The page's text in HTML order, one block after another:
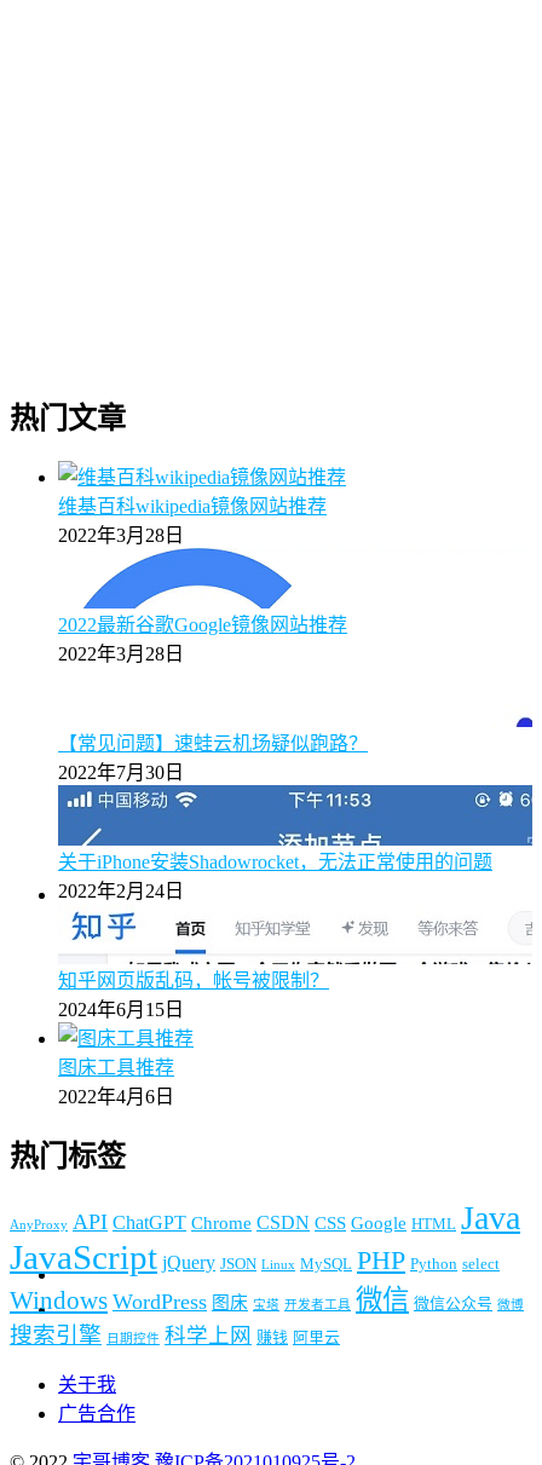
热门文章
维基百科wikipedia镜像网站推荐
2022年3月28日
2022最新谷歌Google镜像网站推荐
2022年3月28日
【常见问题】速蛙云机场疑似跑路？
2022年7月30日
关于iPhone安装Shadowrocket，无法正常使用的问题
2022年2月24日
知乎网页版乱码，帐号被限制？
2024年6月15日
图床工具推荐
2022年4月6日
热门标签
AnyProxy API ChatGPT Chrome CSDN CSS Google HTML Java
JavaScript jQuery JSON Linux MySQL PHP Python select
Windows WordPress 图床 宝塔 开发者工具 微信 微信公众号 微博
搜索引擎 日期控件 科学上网 赚钱 阿里云
关于我
广告合作